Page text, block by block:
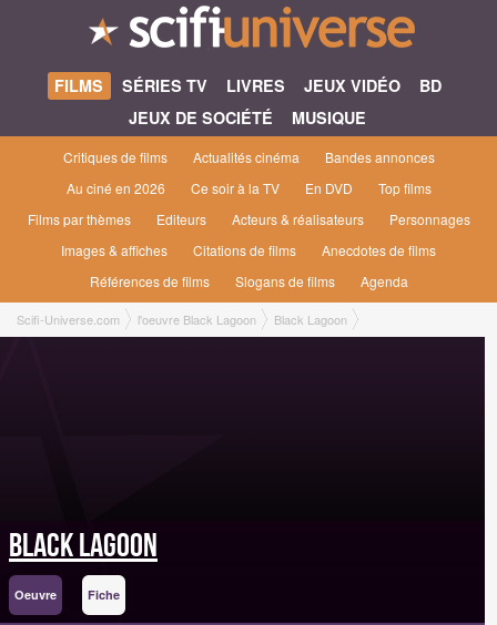
FILMS SÉRIES TV LIVRES JEUX VIDÉO
BD
JEUX DE SOCIÉTÉ
MUSIQUE
Critiques de films Actualités cinéma
Bandes annonces
Au ciné en 2026
Ce soir à la TV En DVD
Top films
Films par thèmes
Editeurs Acteurs & réalisateurs
Personnages
Images & affiches
Citations de films
Anecdotes de films
Références de films
Slogans de films Agenda
Scifi-Universe.com l'oeuvre Black Lagoon Black Lagoon
Black Lagoon
Oeuvre Fiche